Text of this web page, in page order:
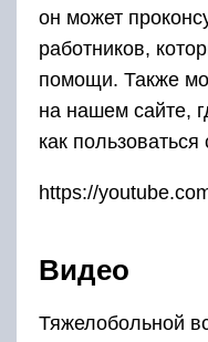
он может
работников,
помощи. Также
на нашем сайте,
как пользоваться
https://
Видео
Тяжелобольной